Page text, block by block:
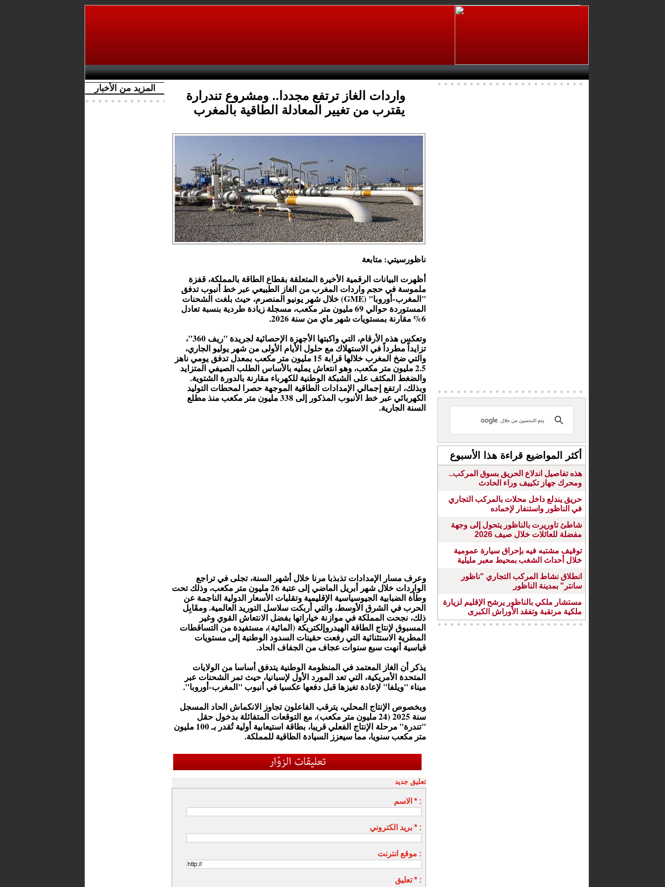
المزيد من الأخبار
واردات الغاز ترتفع مجددا.. ومشروع تندرارة
يقترب من تغيير المعادلة الطاقية بالمغرب
ناظورسيتي: متابعة
أظهرت البيانات الرقمية الأخيرة المتعلقة بقطاع الطاقة بالمملكة، قفزة
ملموسة في حجم واردات المغرب من الغاز الطبيعي عبر خط أنبوب تدفق
"المغرب-أوروبا" (GME) خلال شهر يونيو المنصرم، حيث بلغت الشحنات
المستوردة حوالي 69 مليون متر مكعب، مسجلة زيادة طردية بنسبة تعادل
6% مقارنة بمستويات شهر ماي من سنة 2026.
وتعكس هذه الأرقام، التي واكبتها الأجهزة الإحصائية لجريدة "ريف 360"،
تزايداً مطرداً في الاستهلاك مع حلول الأيام الأولى من شهر يوليو الجاري،
والتي ضخ المغرب خلالها قرابة 15 مليون متر مكعب بمعدل تدفق يومي ناهز
2.5 مليون متر مكعب، وهو انتعاش يمليه بالأساس الطلب الصيفي المتزايد
والضغط المكثف على الشبكة الوطنية للكهرباء مقارنة بالدورة الشتوية.
وبذلك، ارتفع إجمالي الإمدادات الطاقية الموجهة حصرا لمحطات التوليد
الكهربائي عبر خط الأنبوب المذكور إلى 338 مليون متر مكعب منذ مطلع
السنة الجارية.
وعرف مسار الإمدادات تذبذبا مرنا خلال أشهر السنة، تجلى في تراجع
الواردات خلال شهر أبريل الماضي إلى عتبة 26 مليون متر مكعب، وذلك تحت
وطأة الضبابية الجيوسياسية الإقليمية وتقلبات الأسعار الدولية الناجمة عن
الحرب في الشرق الأوسط، والتي أربكت سلاسل التوريد العالمية. ومقَابِل
ذلك، نجحت المملكة في موازنة خياراتها بفضل الانتعاش القوي وغير
المسبوق لإنتاج الطاقة الهيدروإلكتريكة (المائية)، مستفيدة من التساقطات
المطرية الاستثنائية التي رفعت حقينات السدود الوطنية إلى مستويات
قياسية أنهت سبع سنوات عجاف من الجفاف الحاد.
يذكر أن الغاز المعتمد في المنظومة الوطنية يتدفق أساسا من الولايات
المتحدة الأمريكية، التي تعد المورد الأول لإسبانيا، حيث تمر الشحنات عبر
ميناء "ويلفا" لإعادة تغيزها قبل دفعها عكسيا في أنبوب "المغرب-أوروبا".
وبخصوص الإنتاج المحلي، يترقب الفاعلون تجاوز الانكماش الحاد المسجل
سنة 2025 (24 مليون متر مكعب)، مع التوقعات المتفائلة بدخول حقل
"تندرة" مرحلة الإنتاج الفعلي قريبا، بطاقة استيعابية أولية تُقدر بـ 100 مليون
متر مكعب سنويا، مما سيعزز السيادة الطاقية للمملكة.
تعليق جديد
الاسم * :
بريد الكتروني * :
موقع انترنت :
تعليق * :
أكثر المواضيع قراءة هذا الأسبوع
هذه تفاصيل اندلاع الحريق بسوق المركب..
ومحرك جهاز تكييف وراء الحادث
حريق يندلع داخل محلات بالمركب التجاري
في الناظور واستنفار لإخماده
شاطئ تاوريرت بالناظور يتحول إلى وجهة
مفضلة للعائلات خلال صيف 2026
توقيف مشتبه فيه بإحراق سيارة عمومية
خلال أحداث الشغب بمحيط معبر مليلية
انطلاق نشاط المركب التجاري "ناظور
سانتر" بمدينة الناظور
مستشار ملكي بالناظور يرشح الإقليم لزيارة
ملكية مرتقبة وتفقد الأوراش الكبرى